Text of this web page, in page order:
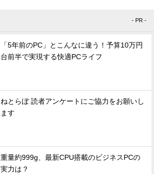
- PR -
「5年前のPC」とこんなに違う！予算10万円
台前半で実現する快適PCライフ
ねとらぼ 読者アンケートにご協力をお願いし
ます
重量約999g、最新CPU搭載のビジネスPCの
実力は？